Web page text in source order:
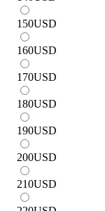
150USD
160USD
170USD
180USD
190USD
200USD
210USD